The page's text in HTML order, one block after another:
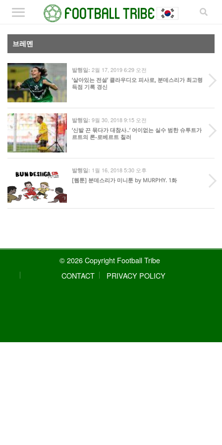
브레멘
발행일: 2월 17, 2019 6:29 오전
‘살아있는 전설’ 클라우디오 피사로, 분데스리가 최고령
득점 기록 경신
발행일: 9월 30, 2018 9:15 오전
‘신발 끈 묶다가 대참사..’ 어이없는 실수 범한 슈투트가
르트의 론-로베르트 칠러
발행일: 1월 16, 2018 5:30 오후
[웹툰] 분데스리가 미니툰 by MURPHY. 1화
© 2026 Copyright Football Tribe
CONTACT
PRIVACY POLICY